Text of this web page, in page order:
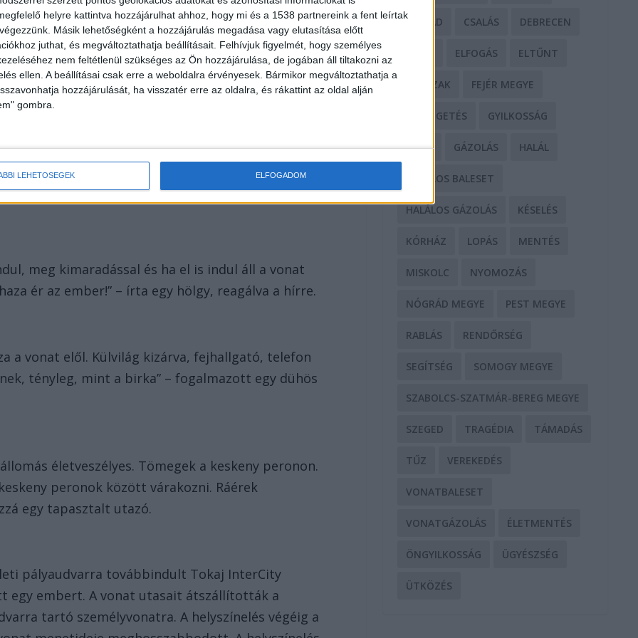
helyre kattintva hozzájárulhat ahhoz, hogy mi és a 1538 partnereink a fent leírtak
Másik lehetőségként a hozzájárulás megadása vagy elutasítása előtt
juthat, és megváltoztathatja beállításait. Felhívjuk figyelmét, hogy személyes
nem feltétlenül szükséges az Ön hozzájárulása, de jogában áll tiltakozni az
ellen. A beállításai csak erre a weboldalra érvényesek. Bármikor megváltoztathatja a
hozzájárulását, ha visszatér erre az oldalra, és rákattint az oldal alján
gombra.
LEHETŐSÉGEK ELFOGADOM
megállt, Váctól 15-20 perces késéssel
körül fejezték be a hatósági intézkedést, az
zavartalan. A Budapest-Vác-Szob és a Budapest-
késő estére állt helyre a menetrendszerű
meg kimaradással és ha el is indul áll a vonat
ér az ember!” – írta egy hölgy, reagálva a hírre.
a vonat elől. Külvilág kizárva, fejhallgató, telefon
tényleg, mint a birka” – fogalmazott egy dühös
életveszélyes. Tömegek a keskeny peronon.
peronok között várakozni. Ráérek
egy tapasztalt utazó.
pályaudvarra továbbindult Tokaj InterCity
egy embert. A vonat utasait átszállították a
tartó személyvonatra. A helyszínelés végéig a
CSALÁD CSALÁS DEBRECEN
ELFOGÁS ELTŰNT
ERŐSZAK FEJÉR MEGYE
FENYEGETÉS GYILKOSSÁG
GYŐR GÁZOLÁS HALÁL
HALÁLOS BALESET
HALÁLOS GÁZOLÁS KÉSELÉS
KÓRHÁZ LOPÁS MENTÉS
MISKOLC NYOMOZÁS
NÓGRÁD MEGYE PEST MEGYE
RABLÁS RENDŐRSÉG
SEGÍTSÉG SOMOGY MEGYE
SZABOLCS-SZATMÁR-BEREG MEGYE
SZEGED TRAGÉDIA TÁMADÁS
TŰZ VEREKEDÉS
VONATBALESET
VONATGÁZOLÁS ÉLETMENTÉS
ÖNGYILKOSSÁG ÜGYÉSZSÉG
ÜTKÖZÉS